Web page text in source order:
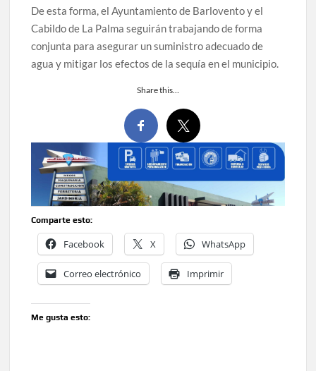
De esta forma, el Ayuntamiento de Barlovento y el
Cabildo de La Palma seguirán trabajando de forma
conjunta para asegurar un suministro adecuado de
agua y mitigar los efectos de la sequía en el municipio.
Share this…
Comparte esto:
Facebook X WhatsApp
Correo electrónico Imprimir
Me gusta esto: